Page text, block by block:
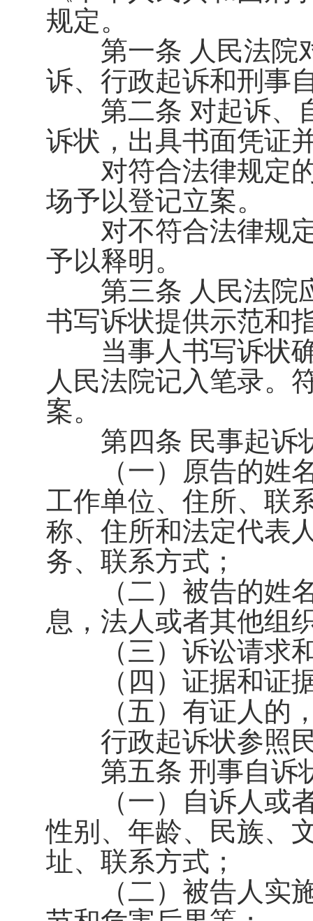
规定。
第一条 人民法院
诉、行政起诉和刑事
第二条 对起诉、
诉状，出具书面凭证
对符合法律规定的
场予以登记立案。
对不符合法律规定
予以释明。
第三条 人民法院
书写诉状提供示范和
当事人书写诉状确
人民法院记入笔录。
案。
第四条 民事起诉
（一）原告的姓名
工作单位、住所、联
称、住所和法定代表
务、联系方式；
（二）被告的姓名
息，法人或者其他组
（三）诉讼请求和
（四）证据和证
（五）有证人的，
行政起诉状参照民
第五条 刑事自诉
（一）自诉人或者
性别、年龄、民族、
址、联系方式；
（二）被告人实施